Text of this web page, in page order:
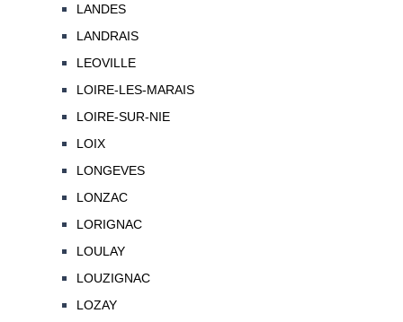
LANDES
LANDRAIS
LEOVILLE
LOIRE-LES-MARAIS
LOIRE-SUR-NIE
LOIX
LONGEVES
LONZAC
LORIGNAC
LOULAY
LOUZIGNAC
LOZAY